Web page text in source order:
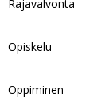
Rajavalvonta
Opiskelu
Oppiminen